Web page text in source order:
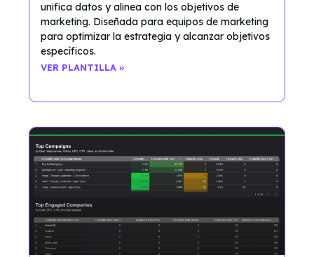
unifica datos y alinea con los objetivos de
marketing. Diseñada para equipos de marketing
para optimizar la estrategia y alcanzar objetivos
específicos.
VER PLANTILLA »